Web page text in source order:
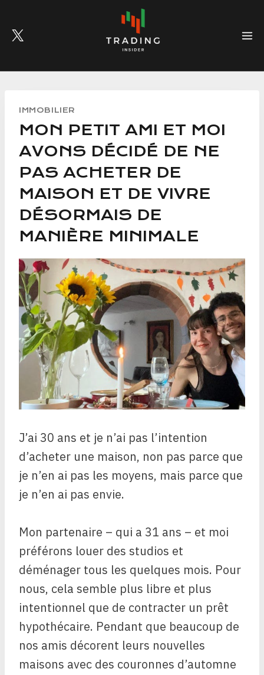
content
IMMOBILIER
MON PETIT AMI ET MOI
AVONS DÉCIDÉ DE NE
PAS ACHETER DE
MAISON ET DE VIVRE
DÉSORMAIS DE
MANIÈRE MINIMALE
J’ai 30 ans et je n’ai pas l’intention
d’acheter une maison, non pas parce que
je n’en ai pas les moyens, mais parce que
je n’en ai pas envie.
Mon partenaire – qui a 31 ans – et moi
préférons louer des studios et
déménager tous les quelques mois. Pour
nous, cela semble plus libre et plus
intentionnel que de contracter un prêt
hypothécaire. Pendant que beaucoup de
nos amis décorent leurs nouvelles
maisons avec des couronnes d’automne